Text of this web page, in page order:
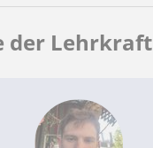
der Lehrkraft